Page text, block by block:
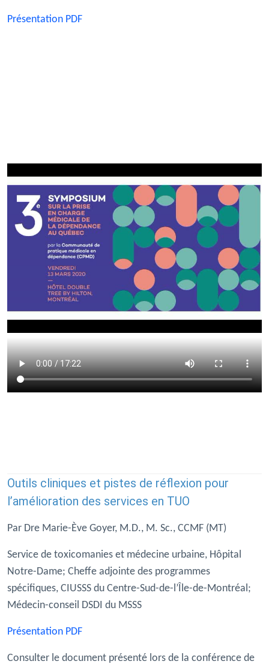
Présentation PDF
Outils cliniques et pistes de réflexion pour
l’amélioration des services en TUO
Par Dre Marie-Ève Goyer, M.D., M. Sc., CCMF (MT)
Service de toxicomanies et médecine urbaine, Hôpital
Notre-Dame; Cheffe adjointe des programmes
spécifiques, CIUSSS du Centre-Sud-de-l’Île-de-Montréal;
Médecin-conseil DSDI du MSSS
Présentation PDF
Consulter le document présenté lors de la conférence de